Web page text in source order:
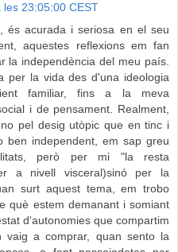
les 23:05:00 CEST
és acurada i seriosa en el seu
aquestes reflexions em fan
la independència del meu país.
per la vida des d'una ideologia
familiar, fins a la meva
i de pensament. Realment,
pel desig utòpic que en tinc i
independent, em sap greu
però per mi "la resta
a nivell visceral)sinó per la
surt aquest tema, em trobo
què estem demanant i somiant
d'autonomies que compartim
vaig a comprar, quan sento la